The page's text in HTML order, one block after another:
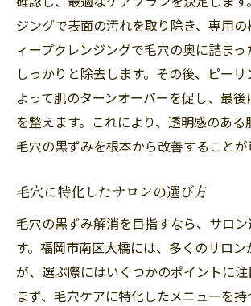
ジングで表面の汚れを取り除き、専用
ィープクレンジングで毛穴の奥に詰ま
しっかりと除去します。その後、ピー
よって肌のターンオーバーを促し、最
を整えます。これにより、透明感のある
毛穴の黒ずみを根本から改善することが
毛穴に特化したサロンの選び方
毛穴の黒ずみ解消を目指すなら、サロ
す。福岡市南区大橋には、多くのサロ
が、選ぶ際にはいくつかのポイントに注
まず、毛穴ケアに特化したメニューを